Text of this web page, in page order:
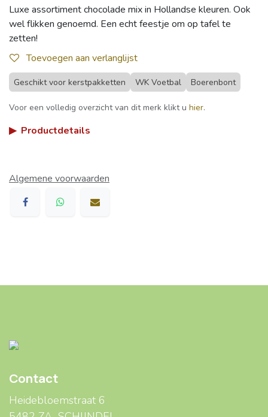
Luxe assortiment chocolade mix in Hollandse kleuren. Ook
wel flikken genoemd. Een echt feestje om op tafel te
zetten!
Toevoegen aan verlanglijst
Geschikt voor kerstpakketten WK Voetbal Boerenbont
Voor een volledig overzicht van dit merk klikt u hier.
▶ Productdetails
Algemene voorwaarden
Contact
Heidebloemstraat 6